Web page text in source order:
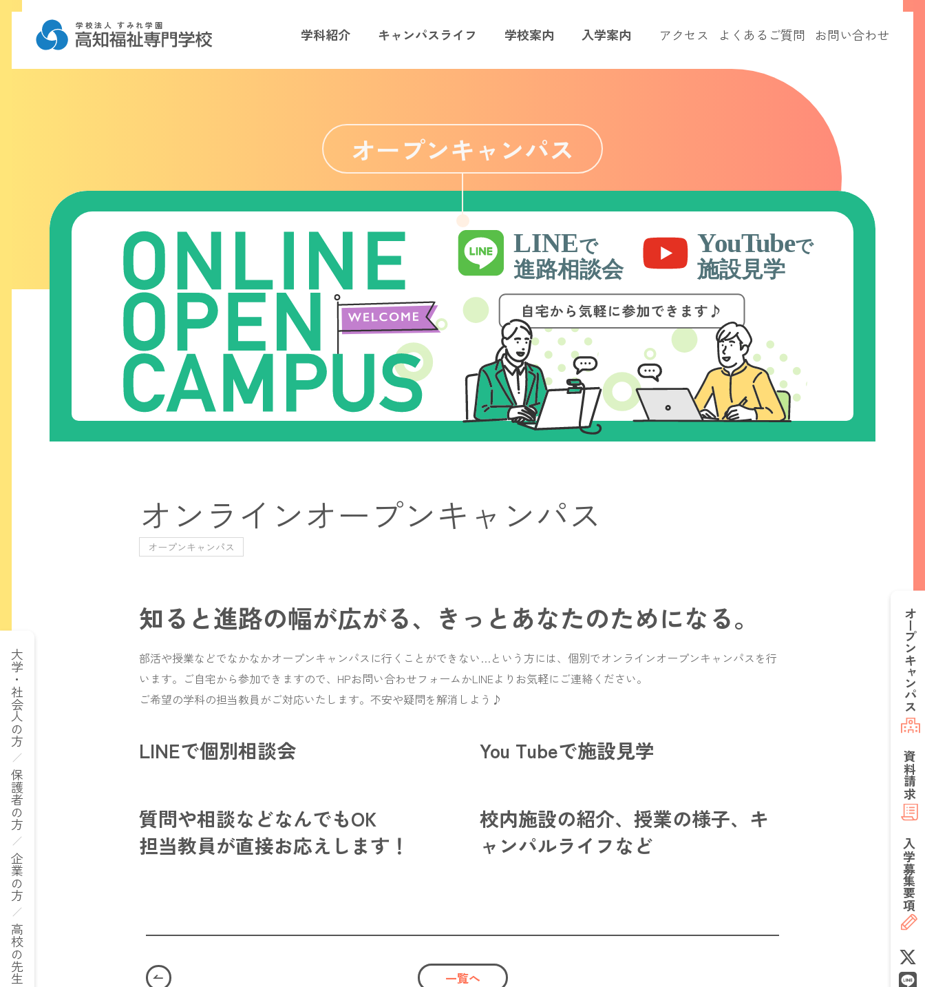
学校法人 すみれ学園
学科紹介 キャンパスライフ 学校案内 入学案内 アクセス よくあるご質問 お問い合わせ
オープンキャンパス
オンラインオープンキャンパス
オープンキャンパス
知ると進路の幅が広がる、きっとあなたのためになる。
部活や授業などでなかなかオープンキャンパスに行くことができない…という方には、個別でオンラインオープンキャンパスを行
います。ご自宅から参加できますので、HPお問い合わせフォームかLINEよりお気軽にご連絡ください。
ご希望の学科の担当教員がご対応いたします。不安や疑問を解消しよう♪
LINEで個別相談会
質問や相談などなんでもOK
担当教員が直接お応えします！
You Tubeで施設見学
校内施設の紹介、授業の様子、キ
ャンパルライフなど
一覧へ
大学・社会人の方
保護者の方
企業の方
高校の先生
オープン
キャンパス
資料請求
入学
募集要項